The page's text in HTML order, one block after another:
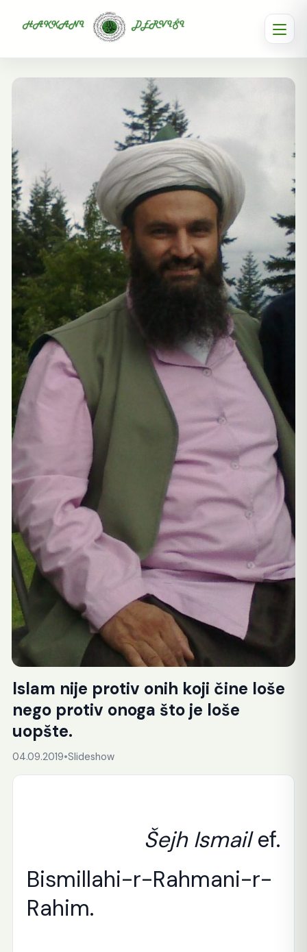
Islam nije protiv onih koji čine loše
nego protiv onoga što je loše
uopšte.
04.09.2019•Slideshow
Šejh Ismailef.
Bismillahi-r-Rahmani-r-
Rahim.